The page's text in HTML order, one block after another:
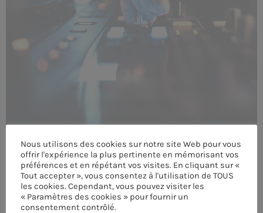
MEMBRES DE L’ÉQUIPE
PRIVACY POLICY
CUSTOM PLAYER
Nous utilisons des cookies sur notre site Web pour vous
offrir l'expérience la plus pertinente en mémorisant vos
préférences et en répétant vos visites. En cliquant sur «
Tout accepter », vous consentez à l'utilisation de TOUS
les cookies. Cependant, vous pouvez visiter les
« Paramètres des cookies » pour fournir un
consentement contrôlé.